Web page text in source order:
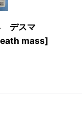
デスマ
mass]